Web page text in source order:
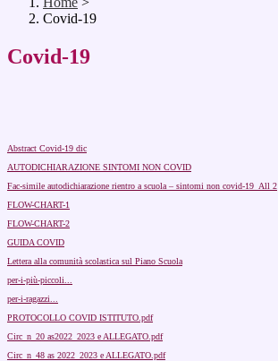
Covid-19
Covid-19
Abstract Covid-19 dic
AUTODICHIARAZIONE SINTOMI NON COVID
Fac-simile autodichiarazione rientro a scuola – sintomi non covid-19_All 2
FLOW-CHART-1
FLOW-CHART-2
GUIDA COVID
Lettera alla comunità scolastica sul Piano Scuola
per-i-più-piccoli...
per-i-ragazzi...
PROTOCOLLO COVID ISTITUTO.pdf
Circ_n_20 as2022_2023 e ALLEGATO.pdf
Circ_n_48 as 2022_2023 e ALLEGATO.pdf